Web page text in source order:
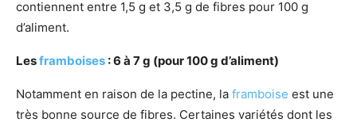
contiennent entre 1,5 g et 3,5 g de fibres pour 100 g
d’aliment.
Lesframboises : 6 à 7 g (pour 100 g d’aliment)
Notamment en raison de la pectine, la framboise est une
très bonne source de fibres. Certaines variétés dont les